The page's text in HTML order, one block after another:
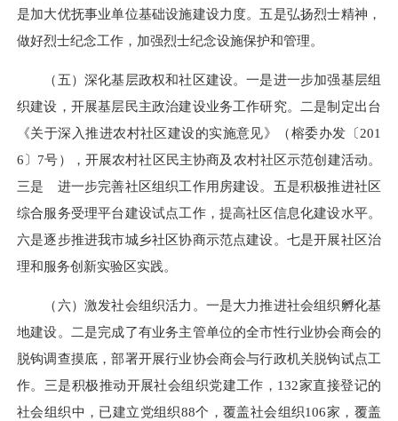
是加大优抚事业单位基础设施建设力度。五是弘扬烈士精神，
做好烈士纪念工作，加强烈士纪念设施保护和管理。
（五）深化基层政权和社区建设。一是进一步加强基层组
织建设， 开展基层民主政治建设业务工作研究。
二是制定出台
《关于深入推进农村社区建设的实施意见》（榕委办发〔201
6〕7号），开展农村社区民主协商及农村社区示范创建活动。
三是 进一步完善社区组织工作用房建设。五是积极推进社区
综合服务受理平台建设试点工作，提高社区信息化建设水平。
六是逐步推进我市城乡社区协商示范点建设。七是开展社区治
理和服务创新实验区实践。
（六）激发社会组织活力。 一是大力推进社会组织孵化基
地建设。二是完成了有业务主管单位的全市性行业协会商会的
脱钩调查摸底，部署开展行业协会商会与行政机关脱钩试点工
作。三是积极推动开展社会组织党建工作，132家直接登记的
社会组织中，已建立党组织88个，覆盖社会组织106家，覆盖